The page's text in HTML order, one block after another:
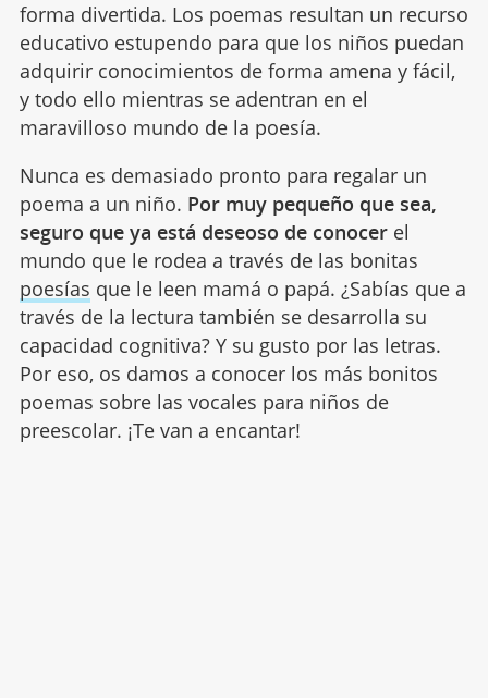
forma divertida. Los poemas resultan un recurso
educativo estupendo para que los niños puedan
adquirir conocimientos de forma amena y fácil,
y todo ello mientras se adentran en el
maravilloso mundo de la poesía.
Nunca es demasiado pronto para regalar un
poema a un niño. Por muy pequeño que sea,
seguro que ya está deseoso de conocerel
mundo que le rodea a través de las bonitas
poesías que le leen mamá o papá. ¿Sabías que a
través de la lectura también se desarrolla su
capacidad cognitiva? Y su gusto por las letras.
Por eso, os damos a conocer los más bonitos
poemas sobre las vocales para niños de
preescolar. ¡Te van a encantar!